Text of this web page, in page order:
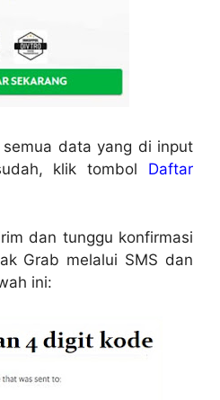
data yang di input
klik tombol Daftar
dan tunggu konfirmasi
Grab melalui SMS dan
ini: